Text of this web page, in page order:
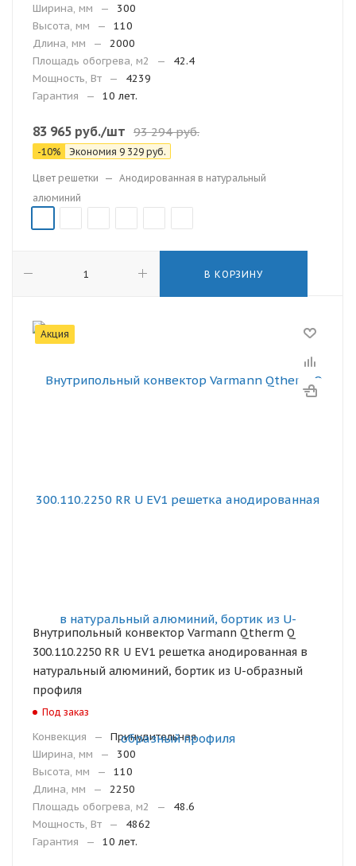
Ширина, мм
—
300
Высота, мм
—
110
Длина, мм
—
2000
Площадь обогрева, м2
—
42.4
Мощность, Вт
—
4239
Гарантия
— 10 лет.
83 965 руб./шт 93 294руб.
-10% Экономия 9 329 руб.
Цвет решетки — Анодированная в натуральный
алюминий
В КОРЗИНУ
Акция
Внутрипольный конвектор Varmann Qtherm Q
300.110.2250 RR U EV1 решетка анодированная в
натуральный алюминий, бортик из U-образный
профиля
Под заказ
Конвекция —
Принудительная
Ширина, мм
—
300
Высота, мм
—
110
Длина, мм
—
2250
Площадь обогрева, м2
—
48.6
Мощность, Вт
—
4862
Гарантия
— 10 лет.